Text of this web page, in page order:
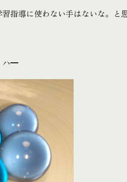
指導に使わない手はないな。と
ハ━